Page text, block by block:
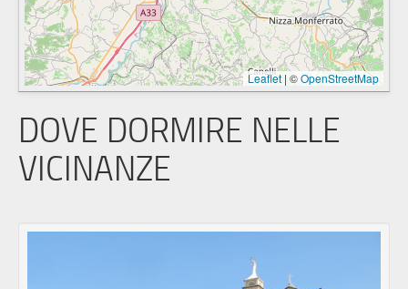
Leaflet | ©OpenStreetMap
DOVE DORMIRE NELLE
VICINANZE